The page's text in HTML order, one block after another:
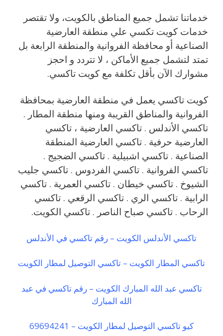
خدماتنا تشمل جميع المناطق بالكويت، ولا تقتصر
خدمات كويت تكسي علي منطقة العارضية
الصناعية أو محافظة الفروانية والمنطقة الرابعة بل
تمتد لتشمل جميع الأماكن ، لا تتردد و احجز
مشوارك الآن بأقل تكلفة مع كويت تاكسي.
كويت تاكسي يعمل في منطقة العارضية بمحافظة
الفروانية والمناطق القريبة ‎ومنها منطقة المطار .
تاكسي الأندلس . تاكسي العارضية ، تاكسي
العارضية حرفية . تاكسي العارضية المنطقة
الصناعية . تاكسي اشبيلية . تاكسي الضجيج .
تاكسي الفروانية . تاكسي الفردوس . تاكسي جليب
الشيوخ . تاكسي خيطان . تاكسي العمرية . تاكسي
الرابية . تاكسي الري . تاكسي الرقعي . تاكسي
الرحاب . تاكسي صباح الناصر . تاكسي الكويت.
تاكسي الأندلس الكويت – رقم تاكسي في الأندلس
تاكسي المطار الكويت – تاكسي التوصيل لمطار الكويت
تاكسي عبد الله المبارك الكويت – رقم تاكسي في عبد
الله المبارك
كيو تاكسي التوصيل لمطار الكويت – 69694241